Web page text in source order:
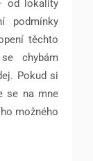
od lokality
podmínky
těchto
chybám
Pokud si
se na mne
možného